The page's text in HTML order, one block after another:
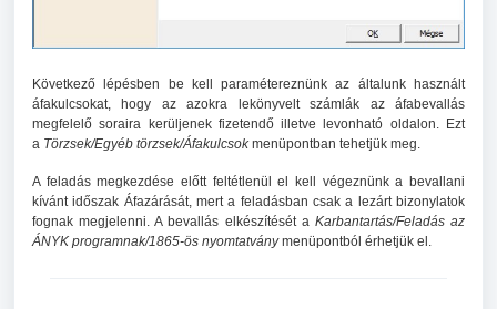
Következő lépésben be kell paramétereznünk az általunk használt
áfakulcsokat, hogy az azokra lekönyvelt számlák az áfabevallás
megfelelő soraira kerüljenek fizetendő illetve levonható oldalon. Ezt
a Törzsek/Egyéb törzsek/Áfakulcsokmenüpontban tehetjük meg.
A feladás megkezdése előtt feltétlenül el kell végeznünk a bevallani
kívánt időszak Áfazárását, mert a feladásban csak a lezárt bizonylatok
fognak megjelenni. A bevallás elkészítését a Karbantartás/Feladás az
ÁNYK programnak/1865-ös nyomtatványmenüpontból érhetjük el.